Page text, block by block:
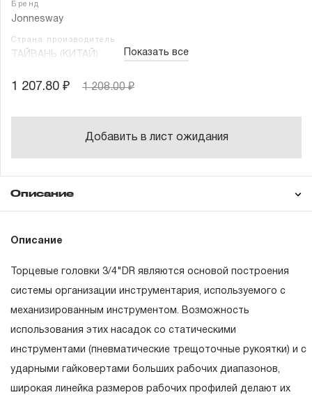
Бренд
Jonnesway
Страна производитель
ТАЙВАНЬ (КИТАЙ) Показать все
1 207.80 ₽ 1 208.00 ₽
Добавить в лист ожидания
Описание
Описание
Торцевые головки 3/4"DR являются основой построения
системы организации инструментария, используемого с
механизированным инструментом. Возможность
использования этих насадок со статическими
инструментами (пневматические трещоточные рукоятки) и с
ударными гайковертами больших рабочих диапазонов,
широкая линейка размеров рабочих профилей делают их
Понятие «ПОЖИЗНЕННАЯ ГАРАНТИЯ».
1.1 Понятие «ПОЖИЗНЕННАЯ ГАРАНТИЯ» включает в
себя признание неограниченного срока поддержания
гарантийных обязательств в течение всего периода